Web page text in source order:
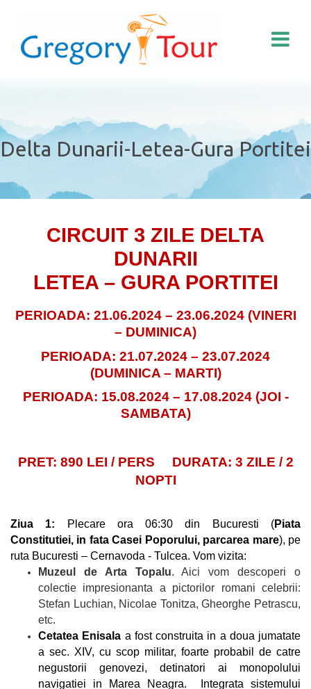
Delta Dunarii-Letea-Gura Portitei
CIRCUIT 3 ZILE DELTA
DUNARII
LETEA – GURA PORTITEI
PERIOADA: 21.06.2024 – 23.06.2024 (VINERI
– DUMINICA)
PERIOADA: 21.07.2024 – 23.07.2024
(DUMINICA – MARTI)
PERIOADA: 15.08.2024 – 17.08.2024 (JOI -
SAMBATA)
PRET: 890 LEI / PERS DURATA: 3 ZILE / 2
NOPTI
Ziua 1: Plecare ora 06:30 din Bucuresti (Piata
Constitutiei, in fata Casei Poporului, parcarea mare), pe
ruta Bucuresti – Cernavoda - Tulcea. Vom vizita:
Muzeul de Arta Topalu. Aici vom descoperi o
colectie impresionanta a pictorilor romani celebrii:
Stefan Luchian, Nicolae Tonitza, Gheorghe Petrascu,
etc.
Cetatea Enisala a fost construita in a doua jumatate
a sec. XIV, cu scop militar, foarte probabil de catre
negustorii genovezi, detinatori ai monopolului
navigatiei in Marea Neagra. Integrata sistemului